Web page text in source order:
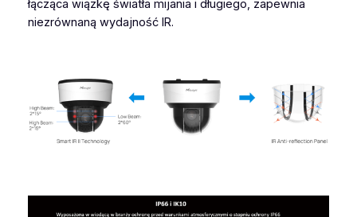
łącząca wiązkę światła mijania i długiego, zapewnia
niezrównaną wydajność IR.